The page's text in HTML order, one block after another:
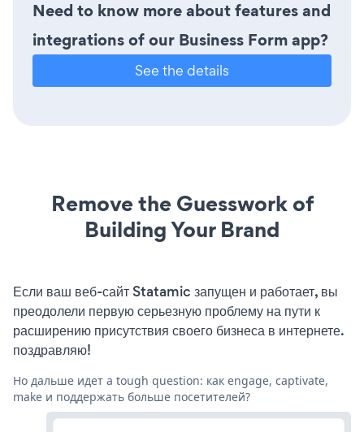
Need to know more about features and
integrations of our Business Form app?
See the details
Remove the Guesswork of
Building Your Brand
Если ваш веб-сайт Statamic запущен и работает, вы
преодолели первую серьезную проблему на пути к
расширению присутствия своего бизнеса в интернете.
поздравляю!
Но дальше идет a tough question: как engage, captivate,
make и поддержать больше посетителей?